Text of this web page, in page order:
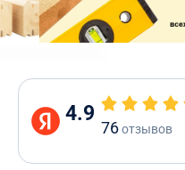
4.9
76отзывов